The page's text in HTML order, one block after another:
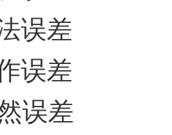
误差
误差
误差